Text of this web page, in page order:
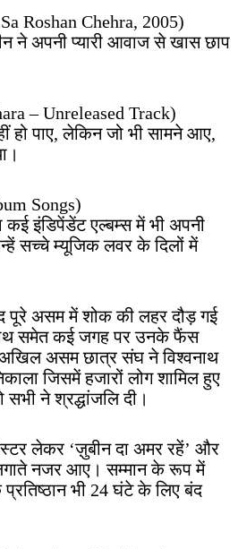
Sa Roshan Chehra, 2005)
ने अपनी प्यारी आवाज से खास छाप
– Unreleased Track)
हो पाए, लेकिन जो भी सामने आए,
Songs)
कई इंडिपेंडेंट एल्बम्स में भी अपनी
सच्चे म्यूजिक लवर के दिलों में
पूरे असम में शोक की लहर दौड़ गई
समेत कई जगह पर उनके फैंस
असम छात्र संघ ने विश्वनाथ
जिसमें हजारों लोग शामिल हुए
ने श्रद्धांजलि दी।
लेकर ‘ज़ुबीन दा अमर रहें’ और
नजर आए। सम्मान के रूप में
भी 24 घंटे के लिए बंद